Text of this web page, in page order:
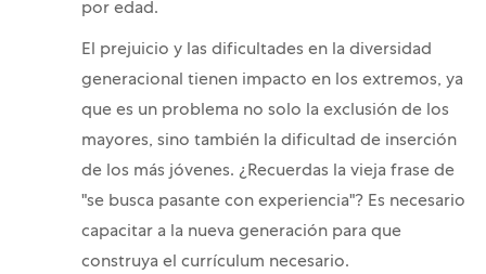
por edad.
El prejuicio y las dificultades en la diversidad
generacional tienen impacto en los extremos, ya
que es un problema no solo la exclusión de los
mayores, sino también la dificultad de inserción
de los más jóvenes. ¿Recuerdas la vieja frase de
"se busca pasante con experiencia"? Es necesario
capacitar a la nueva generación para que
construya el currículum necesario.